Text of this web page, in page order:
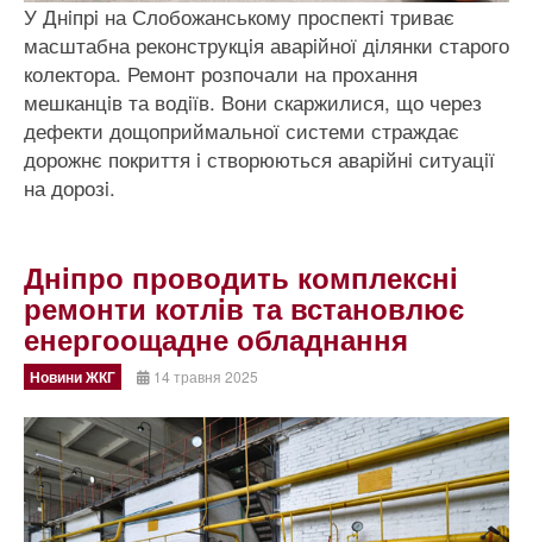
У Днiпрi на Слобожанському проспектi триває
масштабна реконструкцiя аварiйної дiлянки старого
колектора. Ремонт розпочали на прохання
мешканцiв та водiїв. Вони скаржилися, що через
дефекти дощоприймальної системи страждає
дорожнє покриття i створюються аварiйнi ситуацiї
на дорозi.
Днiпро проводить комплекснi
ремонти котлiв та встановлює
енергоощадне обладнання
Новини ЖКГ 14 травня 2025